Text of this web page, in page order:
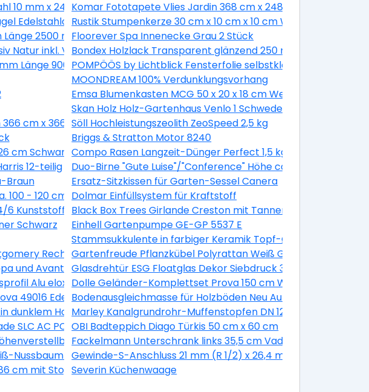
10 mm x 24 mm Länge 900 mm
Komar Fototapete Vlies Jardin 368 cm x 248 cm
Edelstahloptik 2-er Pack
Rustik Stumpenkerze 30 cm x 10 cm x 10 cm Weiß
2500 mmFloorever Spa Innenecke Grau 2 Stück
Natur inkl. Vorhang Hellblau-Dunkelblau
Bondex Holzlack Transparent glänzend 250 ml
Länge 900 mmPOMPÖÖS by Lichtblick Fensterfolie selbstklebend
MOONDREAM 100% Verdunklungsvorhang
Emsa Blumenkasten MCG 50 x 20 x 18 cm Weiß
Skan Holz Holz-Gartenhaus Venlo 1 Schwedenrot B x T 250
cm x 366 cmSöll Hochleistungszeolith ZeoSpeed 2,5 kg
Briggs & Stratton Motor 8240
cm Schwarz Compo Rasen Langzeit-Dünger Perfect 1,5 kg
12-teilig
Duo-Birne "Gute Luise"/"Conference" Höhe ca. 120 - 140 cm
Braun
Ersatz-Sitzkissen für Garten-Sessel Canera
100 - 120 cm Topf ca. 7,5 l Malus domestica
Dolmar Einfüllsystem für Kraftstoff
6 Kunststoff 2 StückBlack Box Trees Girlande Creston mit Tannenzapfen und
Schwarz
Einhell Gartenpumpe GE-GP 5537 E
Stammsukkulente in farbiger Keramik Topf-Ø ca. 13 cm
cm
Rechteckig 2 Stück
Gartenfreude Pflanzkübel Polyrattan Weiß Größe XL 3er-Set
und AvantGarde verzinkt
Glasdrehtür ESG Floatglas Dekor Siebdruck 36/31 DIN Links
Alu eloxiert Silber glänzend 10 mm
Dolle Geländer-Komplettset Prova 150 cm Wandmontage
49016 EdelstahloptikBodenausgleichmasse für Holzböden Neu Auf Alt 20 kg
dunklem Holz inkl. Geländer in Grau
Marley Kanalgrundrohr-Muffenstopfen DN 125
SLC AC PCA M22 / M24 Kunststoff 2 Stück
OBI Badteppich Diago Türkis 50 cm x 60 cm
rotierend
Fackelmann Unterschrank links 35,5 cm Vadea Pinie-Weiß
Nussbaum 5-teiligGewinde-S-Anschluss 21 mm (R 1/2) x 26,4 mm (R 3/4) mit
cm mit Stopfenventil Edelstahl Glatt
Severin Küchenwaage